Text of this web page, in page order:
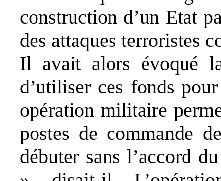
construction d’un Etat
des attaques terroristes
Il avait alors évoqué
d’utiliser ces fonds
opération militaire
postes de commande
débuter sans l’accord